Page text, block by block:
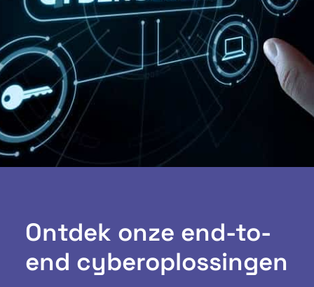
Ontdek onze end-to-
end cyberoplossingen